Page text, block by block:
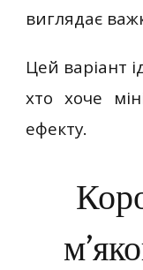
виглядає
Цей варіант
хто хоче
ефекту.